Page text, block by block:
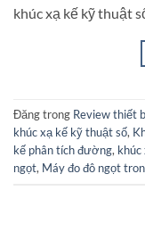
khúc xạ kế kỹ thuật
Đăng trong Review thiết
khúc xạ kế kỹ thuật số,
kế phân tích đường,
ngọt, Máy đo đô ngọt